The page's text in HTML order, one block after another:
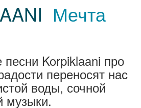
Мечта
Korpiklaani про
переносят нас
воды, сочной
музыки.